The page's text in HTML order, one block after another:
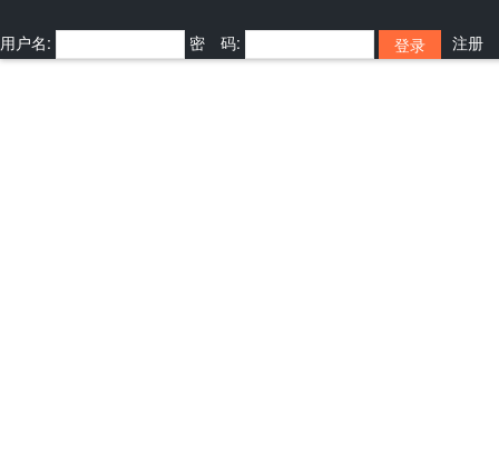
用户名: 密 码: 注册